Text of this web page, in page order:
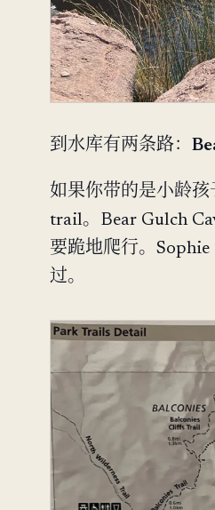
到水库有两条路：
如果你带的是小龄
trail。Bear Gulch
要跪地爬行。
过。